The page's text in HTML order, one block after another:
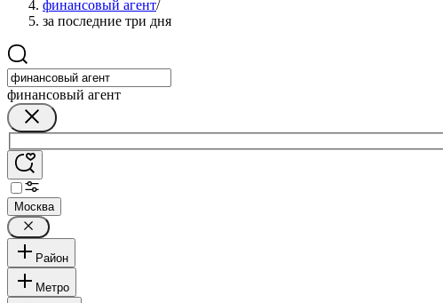
финансовый агент/
за последние три дня
финансовый агент
Москва
Район
Метро